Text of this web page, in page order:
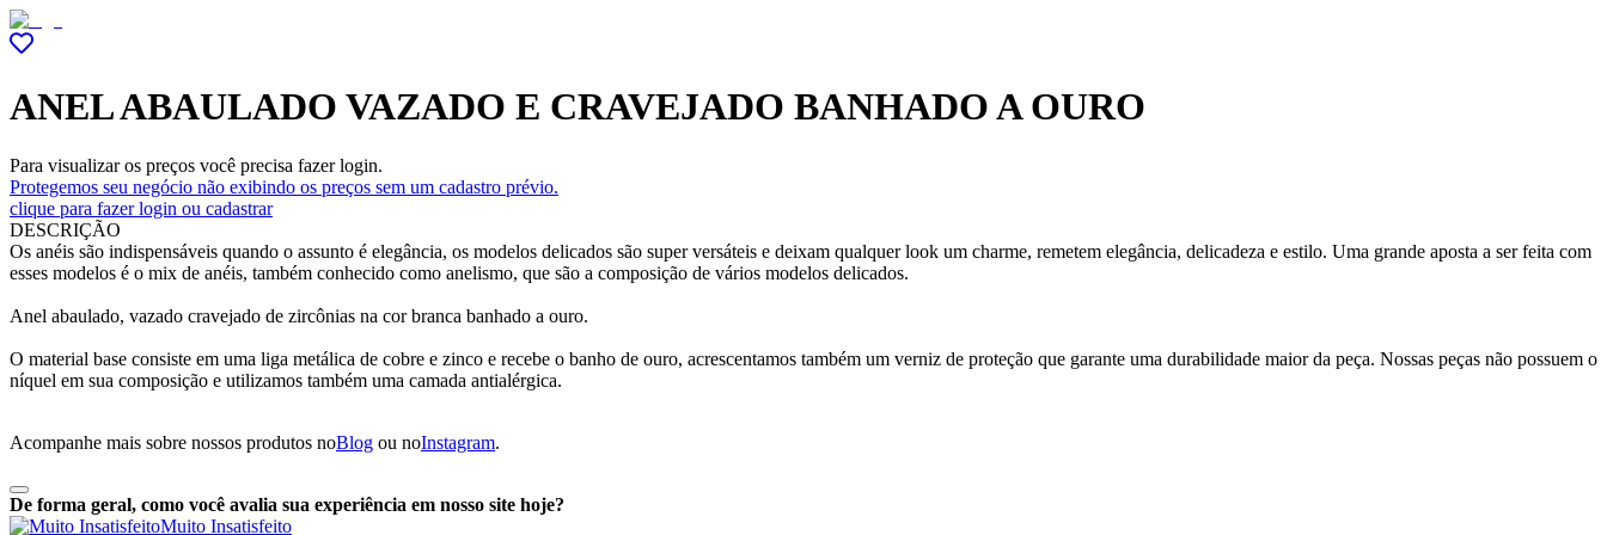
ANEL ABAULADO VAZADO E CRAVEJADO BANHADO A OURO
Para visualizar os preços você precisa fazer login.
Protegemos seu negócio não exibindo os preços sem um cadastro prévio.
clique para fazer login ou cadastrar
DESCRIÇÃO
Os anéis são indispensáveis quando o assunto é elegância, os modelos delicados são super versáteis e deixam qualquer look um charme, remetem elegância, delicadeza e estilo. Uma grande aposta a ser feita com
esses modelos é o mix de anéis, também conhecido como anelismo, que são a composição de vários modelos delicados.
Anel abaulado, vazado cravejado de zircônias na cor branca banhado a ouro.
O material base consiste em uma liga metálica de cobre e zinco e recebe o banho de ouro, acrescentamos também um verniz de proteção que garante uma durabilidade maior da peça. Nossas peças não possuem o
níquel em sua composição e utilizamos também uma camada antialérgica.
Acompanhe mais sobre nossos produtos noBlog ou noInstagram.
De forma geral, como você avalia sua experiência em nosso site hoje?
Muito Insatisfeito